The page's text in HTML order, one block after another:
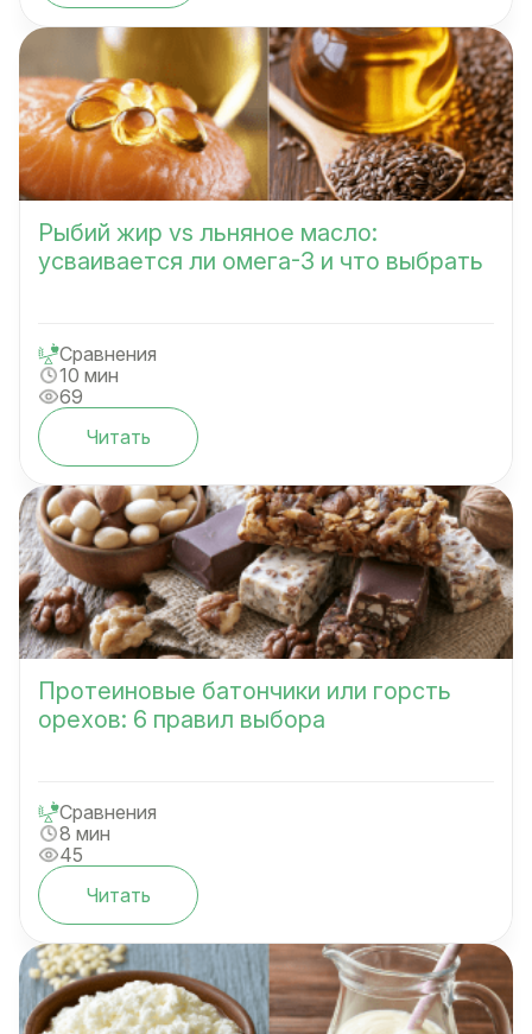
Рыбий жир vs льняное масло:
усваивается ли омега-3 и что выбрать
Сравнения
10 мин
69
Читать
Протеиновые батончики или горсть
орехов: 6 правил выбора
Сравнения
8 мин
45
Читать